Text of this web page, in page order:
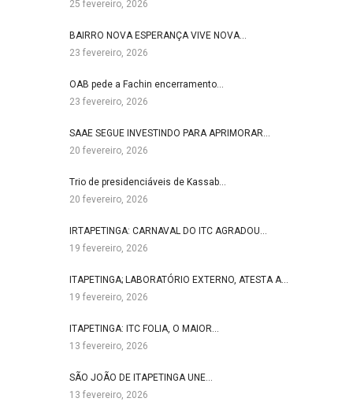
25 fevereiro, 2026
BAIRRO NOVA ESPERANÇA VIVE NOVA…
23 fevereiro, 2026
OAB pede a Fachin encerramento…
23 fevereiro, 2026
SAAE SEGUE INVESTINDO PARA APRIMORAR…
20 fevereiro, 2026
Trio de presidenciáveis de Kassab…
20 fevereiro, 2026
IRTAPETINGA: CARNAVAL DO ITC AGRADOU…
19 fevereiro, 2026
ITAPETINGA; LABORATÓRIO EXTERNO, ATESTA A…
19 fevereiro, 2026
ITAPETINGA: ITC FOLIA, O MAIOR…
13 fevereiro, 2026
SÃO JOÃO DE ITAPETINGA UNE…
13 fevereiro, 2026